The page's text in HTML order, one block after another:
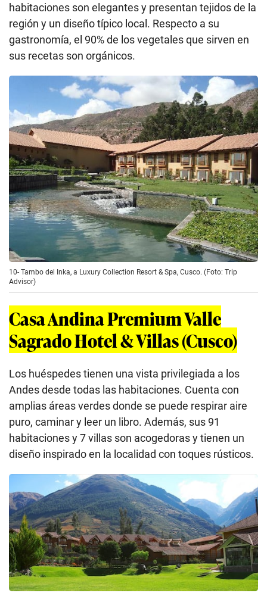
habitaciones son elegantes y presentan tejidos de la
región y un diseño típico local. Respecto a su
gastronomía, el 90% de los vegetales que sirven en
sus recetas son orgánicos.
10- Tambo del Inka, a Luxury Collection Resort & Spa, Cusco. (Foto: Trip
Advisor)
Casa Andina Premium Valle
Sagrado Hotel & Villas (Cusco)
Los huéspedes tienen una vista privilegiada a los
Andes desde todas las habitaciones. Cuenta con
amplias áreas verdes donde se puede respirar aire
puro, caminar y leer un libro. Además, sus 91
habitaciones y 7 villas son acogedoras y tienen un
diseño inspirado en la localidad con toques rústicos.